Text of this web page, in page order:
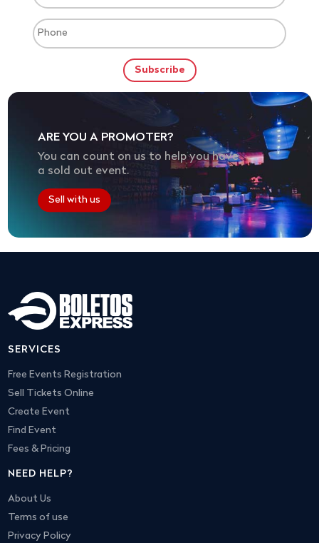
ARE YOU A PROMOTER?
You can count on us to help you have
a sold out event.
Sell with us
SERVICES
Free Events Registration
Sell Tickets Online
Create Event
Find Event
Fees & Pricing
NEED HELP?
About Us
Terms of use
Privacy Policy